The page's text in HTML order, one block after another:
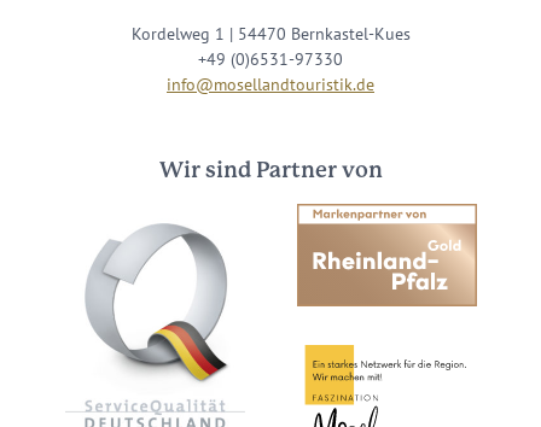
Kordelweg 1 | 54470 Bernkastel-Kues
+49 (0)6531-97330
info@mosellandtouristik.de
Wir sind Partner von